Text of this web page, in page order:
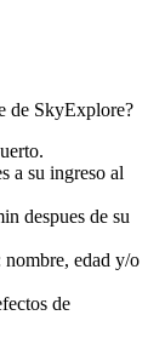
de SkyExplore?
a su ingreso al
despues de su
edad y/o
de